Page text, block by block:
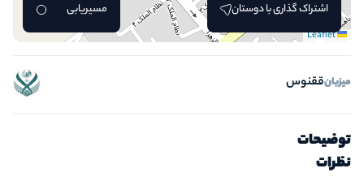
Leaflet
اشتراک گذاری با دوستان مسیریابی
میزبانققنوس
توضیحات
نظرات